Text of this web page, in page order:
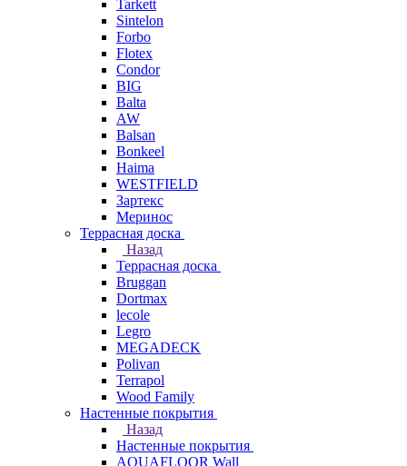
Tarkett
Sintelon
Forbo
Flotex
Condor
BIG
Balta
AW
Balsan
Bonkeel
Haima
WESTFIELD
Зартекс
Меринос
Террасная доска
Назад
Террасная доска
Bruggan
Dortmax
lecole
Legro
MEGADECK
Polivan
Terrapol
Wood Family
Настенные покрытия
Назад
Настенные покрытия
AQUAFLOOR Wall